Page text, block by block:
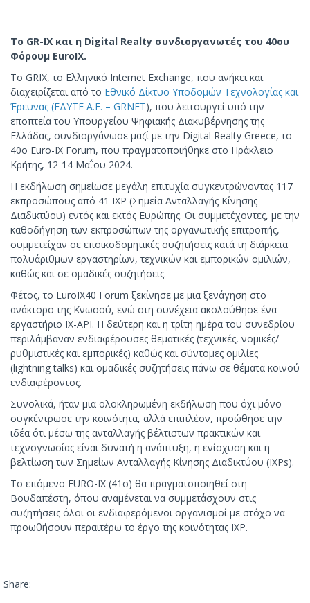
Το GR-IX και η Digital Realty συνδιοργανωτές του 40ου
Φόρουμ EuroIX.
Το GRIX, το Ελληνικό Internet Exchange, που ανήκει και
διαχειρίζεται από το Εθνικό Δίκτυο Υποδομών Τεχνολογίας και
Έρευνας (ΕΔΥΤΕ Α.Ε. – GRNET), που λειτουργεί υπό την
εποπτεία του Υπουργείου Ψηφιακής Διακυβέρνησης της
Ελλάδας, συνδιοργάνωσε μαζί με την Digital Realty Greece, το
40ο Euro-IX Forum, που πραγματοποιήθηκε στο Ηράκλειο
Κρήτης, 12-14 Μαΐου 2024.
Η εκδήλωση σημείωσε μεγάλη επιτυχία συγκεντρώνοντας 117
εκπροσώπους από 41 IXP (Σημεία Ανταλλαγής Κίνησης
Διαδικτύου) εντός και εκτός Ευρώπης. Οι συμμετέχοντες, με την
καθοδήγηση των εκπροσώπων της οργανωτικής επιτροπής,
συμμετείχαν σε εποικοδομητικές συζητήσεις κατά τη διάρκεια
πολυάριθμων εργαστηρίων, τεχνικών και εμπορικών ομιλιών,
καθώς και σε ομαδικές συζητήσεις.
Φέτος, το EuroIX40 Forum ξεκίνησε με μια ξενάγηση στο
ανάκτορο της Κνωσού, ενώ στη συνέχεια ακολούθησε ένα
εργαστήριο IX-API. Η δεύτερη και η τρίτη ημέρα του συνεδρίου
περιλάμβαναν ενδιαφέρουσες θεματικές (τεχνικές, νομικές/
ρυθμιστικές και εμπορικές) καθώς και σύντομες ομιλίες
(lightning talks) και ομαδικές συζητήσεις πάνω σε θέματα κοινού
ενδιαφέροντος.
Συνολικά, ήταν μια ολοκληρωμένη εκδήλωση που όχι μόνο
συγκέντρωσε την κοινότητα, αλλά επιπλέον, προώθησε την
ιδέα ότι μέσω της ανταλλαγής βέλτιστων πρακτικών και
τεχνογνωσίας είναι δυνατή η ανάπτυξη, η ενίσχυση και η
βελτίωση των Σημείων Ανταλλαγής Κίνησης Διαδικτύου (IXPs).
Το επόμενο EURO-IX (41ο) θα πραγματοποιηθεί στη
Βουδαπέστη, όπου αναμένεται να συμμετάσχουν στις
συζητήσεις όλοι οι ενδιαφερόμενοι οργανισμοί με στόχο να
προωθήσουν περαιτέρω το έργο της κοινότητας IXP.
Share: